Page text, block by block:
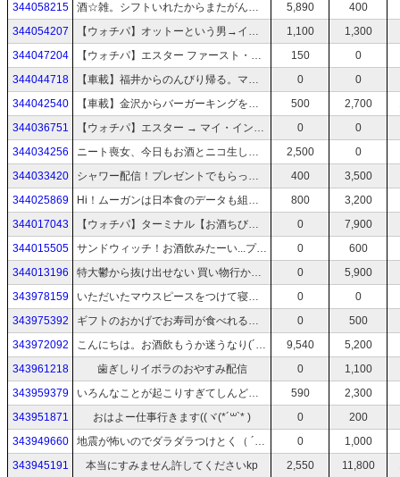
344058215
酒‪☆雑。シフトいれたからまたがんばろ〜！ 5,890
400
344054207
【ウォチパ】オットーという男→インディージョーンズ(１)【ｋｐ】 1,100
1,300
344047204
【ウォチパ】エスター ファースト・キル【バーガーキングkp】 150
0
344044718
【車載】福井からのんびり帰る。マックのフラぺたべる！ 0
0
344042540
【車載】金沢からバーガーキングをゲットしに行くぞー⭐︎！！【初バーキン】 500 2,700
344036751
【ウォチパ】エスター → マイ・インターン【kp】 0
0
344034256
ニート喪女、今日もお酒とニコ生しか楽しみがない^_^✩ 2,500
0
344033420
シャワー配信！プレゼントでもらったシャンプーリンス使う( *ˊᵕˋ)❅॰ॱ 400
3,500
344025869
Hi！ムーガンは日本食のデータも組み込まれてるのよ✿◔‿◔✿ 800
3,200
344017043
【ウォチパ】ターミナル【お酒ちびちび】 0
7,900
344015505
サンドウィッチ！お酒飲みたーい...プレゼント開封いつもありがとうございます♡♡ 0
600
344013196
特大鬱から抜け出せない 買い物行かなあかん 0
5,900
343978159
いただいたマウスピースをつけて寝てみる！おやすみなさいᜊﬞﬞ ᶻᶻᶻ 0
0
343975392
ギフトのおかげでお寿司が食べれる！！ありがとうkp♡ 0
500
343972092
こんにちは。お酒飲もうか迷うなり(´-ω-)ｳﾑ 9,540
5,200
343961218
歯ぎしりイボラのおやすみ配信 0
1,100
343959379
いろんなことが起こりすぎてしんどいなー 590
2,300
343951871
おはよー仕事行きます((ヾ(*´꒳`* ) 0
200
343949660
地震が怖いのでダラダラつけとく（ ´・ω・` ） 0
1,000
343945191
本当にすみません許してくださいkp 2,550 11,800